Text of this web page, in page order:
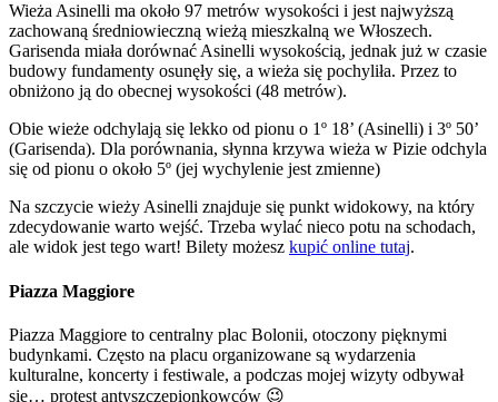
Wieża Asinelli ma około 97 metrów wysokości i jest najwyższą
zachowaną średniowieczną wieżą mieszkalną we Włoszech.
Garisenda miała dorównać Asinelli wysokością, jednak już w czasie
budowy fundamenty osunęły się, a wieża się pochyliła. Przez to
obniżono ją do obecnej wysokości (48 metrów).
Obie wieże odchylają się lekko od pionu o 1º 18’ (Asinelli) i 3º 50’
(Garisenda). Dla porównania, słynna krzywa wieża w Pizie odchyla
się od pionu o około 5º (jej wychylenie jest zmienne)
Na szczycie wieży Asinelli znajduje się punkt widokowy, na który
zdecydowanie warto wejść. Trzeba wylać nieco potu na schodach,
ale widok jest tego wart! Bilety możesz kupić online tutaj.
Piazza Maggiore
Piazza Maggiore to centralny plac Bolonii, otoczony pięknymi
budynkami. Często na placu organizowane są wydarzenia
kulturalne, koncerty i festiwale, a podczas mojej wizyty odbywał
się… protest antyszczepionkowców 😉